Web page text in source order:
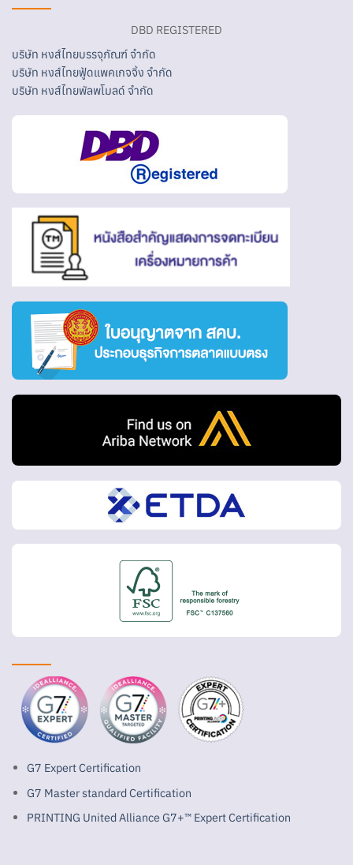
DBD REGISTERED
บริษัท หงส์ไทยบรรจุภัณฑ์ จำกัด
บริษัท หงส์ไทยฟู้ดแพคเกจจิ้ง จำกัด
บริษัท หงส์ไทยพัลพโมลด์ จำกัด
G7 Expert Certification
G7 Master standard Certification
PRINTING United Alliance G7+™ Expert Certification